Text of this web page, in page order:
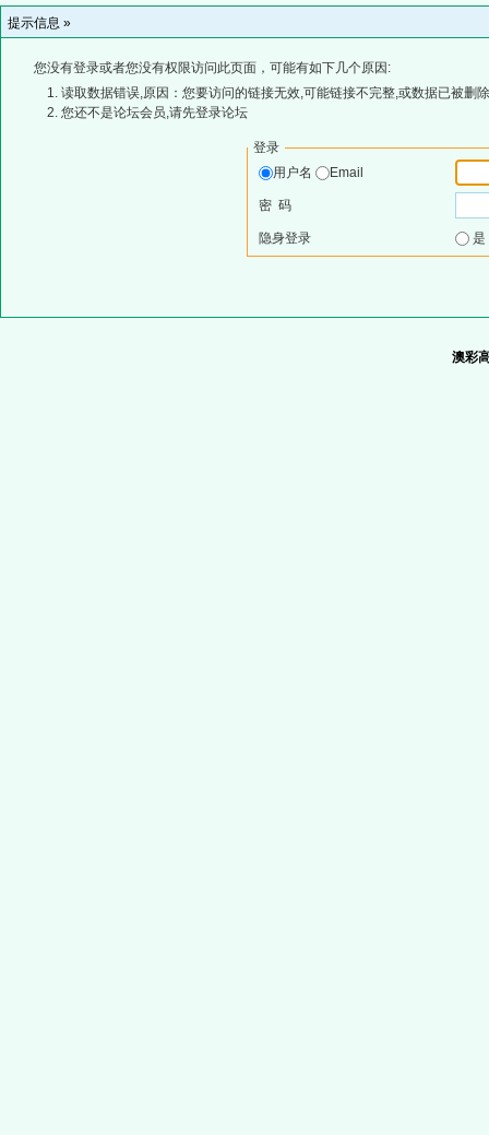
提示信息 »
您没有登录或者您没有权限访问此页面，可能有如下几个原因:
读取数据错误,原因：您要访问的链接无效,可能链接不完整,或数据已被删
您还不是论坛会员,请先登录论坛
登录
用户名
Email
密 码
隐身登录
澳彩